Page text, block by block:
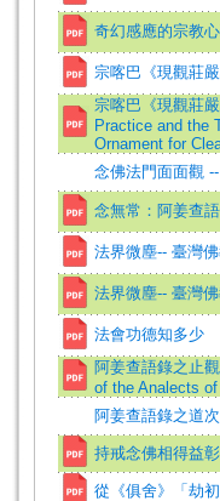
奇幻感應的宗教
宗喀巴《現觀莊
宗喀巴《現觀莊
Practice and the
Ornament for
念佛法門面面觀
念無常：阿姜查
法界微塵-- 臺灣
法界微塵-- 臺灣
法會功德知多少
阿姜查語錄之止
of the Analects
阿姜查語錄之道
持戒念佛相得益彰
從《俱舍》「劫